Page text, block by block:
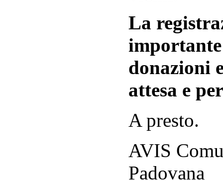
La
donazioni
attesa e
A presto.
AVIS
Padovana